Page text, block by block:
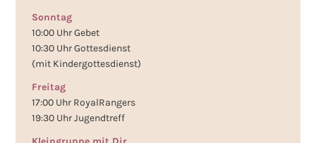
Sonntag
10:00 Uhr Gebet
10:30 Uhr Gottesdienst
(mit Kindergottesdienst)
Freitag
17:00 Uhr RoyalRangers
19:30 Uhr Jugendtreff